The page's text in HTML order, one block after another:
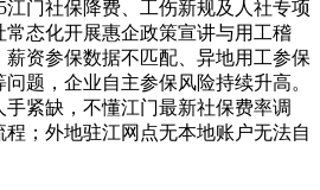
江门社保降费、工伤新规及人社专项
态化开展惠企政策宣讲与用工稽
资参保数据不匹配、异地用工参保
题，企业自主参保风险持续升高。
紧缺，不懂江门最新社保费率调
；外地驻江网点无本地账户无法自